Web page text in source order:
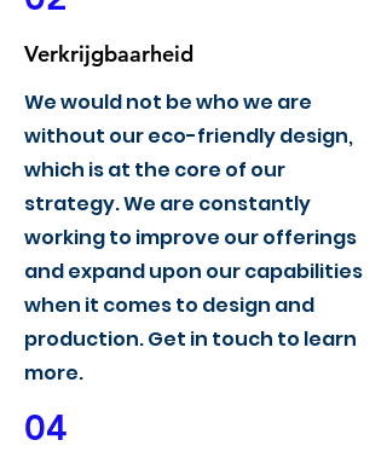
Verkrijgbaarheid
We would not be who we are
without our eco-friendly design,
which is at the core of our
strategy. We are constantly
working to improve our offerings
and expand upon our capabilities
when it comes to design and
production. Get in touch to learn
more.
04